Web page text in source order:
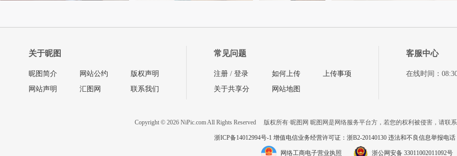
关于昵图
昵图简介
网站声明
网站公约
汇图网
版权声明
联系我们
常见问题
注册 / 登录
关于共享分
如何上传
网站地图
上传事项
客服中心
在线时间：
Copyright © 2026 NiPic.com All Rights Reserved 版权所有·昵图网 昵图网是网络服务平台方，若您的权利被侵害，请联
浙ICP备14012994号-1 增值电信业务经营许可证：浙B2-20140130 违法和不良信息举报电话
网络工商电子营业执照 浙公网安备 33011002011092号